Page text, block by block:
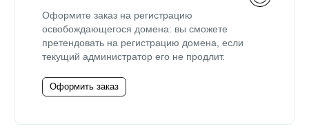
Оформите заказ на регистрацию
освобождающегося домена: вы сможете
претендовать на регистрацию домена, если
текущий администратор его не продлит.
Оформить заказ